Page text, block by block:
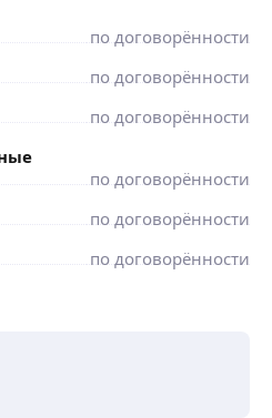
по договорённости
по договорённости
по договорённости
по договорённости
по договорённости
по договорённости